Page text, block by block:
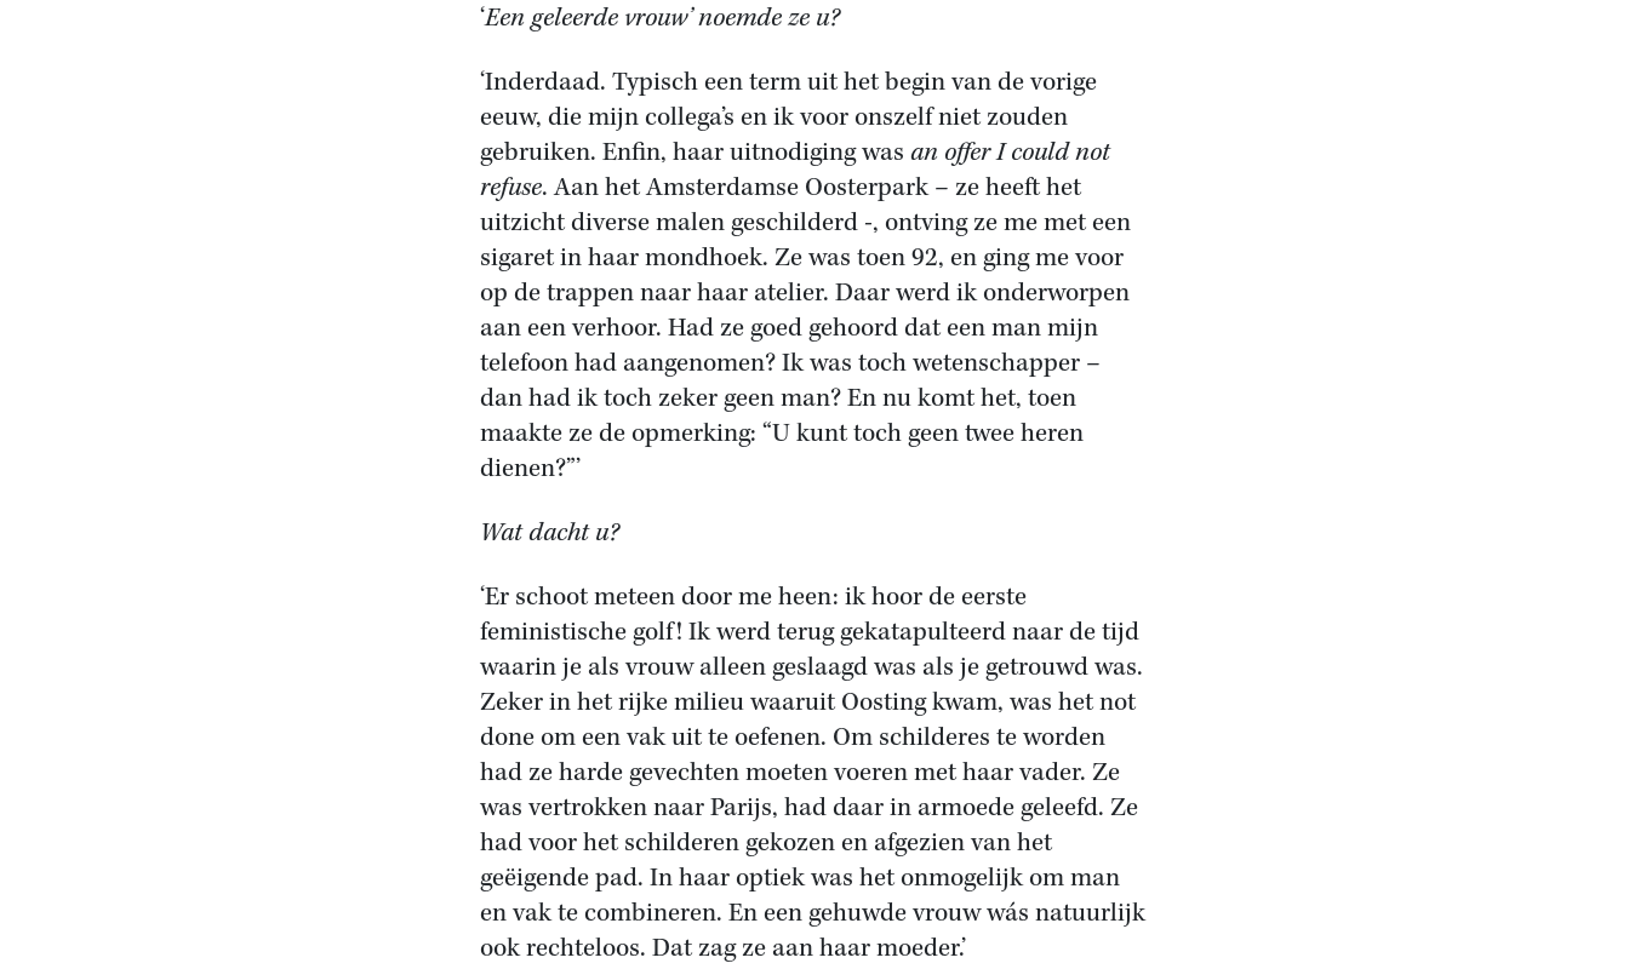
‘Een geleerde vrouw’ noemde ze u?
‘Inderdaad. Typisch een term uit het begin van de vorige
eeuw, die mijn collega’s en ik voor onszelf niet zouden
gebruiken. Enfin, haar uitnodiging was an offer I could not
refuse. Aan het Amsterdamse Oosterpark – ze heeft het
uitzicht diverse malen geschilderd -, ontving ze me met een
sigaret in haar mondhoek. Ze was toen 92, en ging me voor
op de trappen naar haar atelier. Daar werd ik onderworpen
aan een verhoor. Had ze goed gehoord dat een man mijn
telefoon had aangenomen? Ik was toch wetenschapper –
dan had ik toch zeker geen man? En nu komt het, toen
maakte ze de opmerking: “U kunt toch geen twee heren
dienen?”’
Wat dacht u?
‘Er schoot meteen door me heen: ik hoor de eerste
feministische golf! Ik werd terug gekatapulteerd naar de tijd
waarin je als vrouw alleen geslaagd was als je getrouwd was.
Zeker in het rijke milieu waaruit Oosting kwam, was het not
done om een vak uit te oefenen. Om schilderes te worden
had ze harde gevechten moeten voeren met haar vader. Ze
was vertrokken naar Parijs, had daar in armoede geleefd. Ze
had voor het schilderen gekozen en afgezien van het
geëigende pad. In haar optiek was het onmogelijk om man
en vak te combineren. En een gehuwde vrouw wás natuurlijk
ook rechteloos. Dat zag ze aan haar moeder.’